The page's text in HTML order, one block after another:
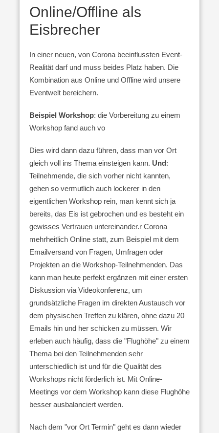
Online/Offline als
Eisbrecher
In einer neuen, von Corona beeinflussten Event-
Realität darf und muss beides Platz haben. Die
Kombination aus Online und Offline wird unsere
Eventwelt bereichern.
Beispiel Workshop: die Vorbereitung zu einem
Workshop fand auch vo
Dies wird dann dazu führen, dass man vor Ort
gleich voll ins Thema einsteigen kann. Und:
Teilnehmende, die sich vorher nicht kannten,
gehen so vermutlich auch lockerer in den
eigentlichen Workshop rein, man kennt sich ja
bereits, das Eis ist gebrochen und es besteht ein
gewisses Vertrauen untereinander.r Corona
mehrheitlich Online statt, zum Beispiel mit dem
Emailversand von Fragen, Umfragen oder
Projekten an die Workshop-Teilnehmenden. Das
kann man heute perfekt ergänzen mit einer ersten
Diskussion via Videokonferenz, um
grundsätzliche Fragen im direkten Austausch vor
dem physischen Treffen zu klären, ohne dazu 20
Emails hin und her schicken zu müssen. Wir
erleben auch häufig, dass die "Flughöhe" zu einem
Thema bei den Teilnehmenden sehr
unterschiedlich ist und für die Qualität des
Workshops nicht förderlich ist. Mit Online-
Meetings vor dem Workshop kann diese Flughöhe
besser ausbalanciert werden.
Nach dem "vor Ort Termin" geht es dann wieder